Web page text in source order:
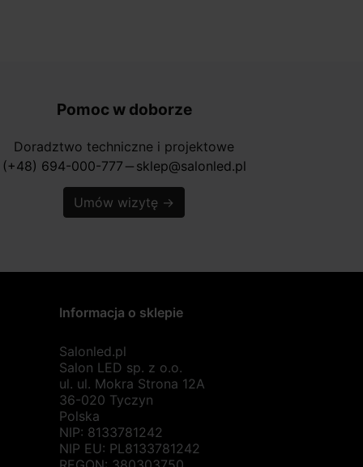
Pomoc w doborze
Doradztwo techniczne i projektowe
(+48) 694-000-777 horizontal_rule sklep@salonled.pl
Umów wizytę →
Informacja o sklepie
Salonled.pl
Salon LED sp. z o.o.
ul. ul. Mokra Strona 12A
36-020 Tyczyn
Polska
NIP: 8133781242
NIP EU: PL8133781242